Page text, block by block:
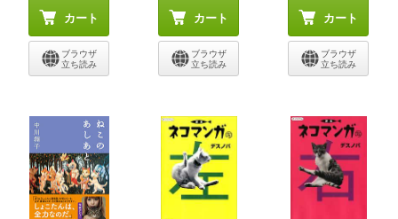
カート
ブラウザ
立ち読み
カート
ブラウザ
立ち読み
カート
ブラウザ
立ち読み